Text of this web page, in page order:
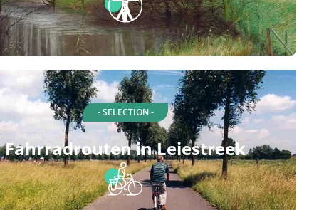
- SELECTION -
Fahrradrouten in Leiestreek